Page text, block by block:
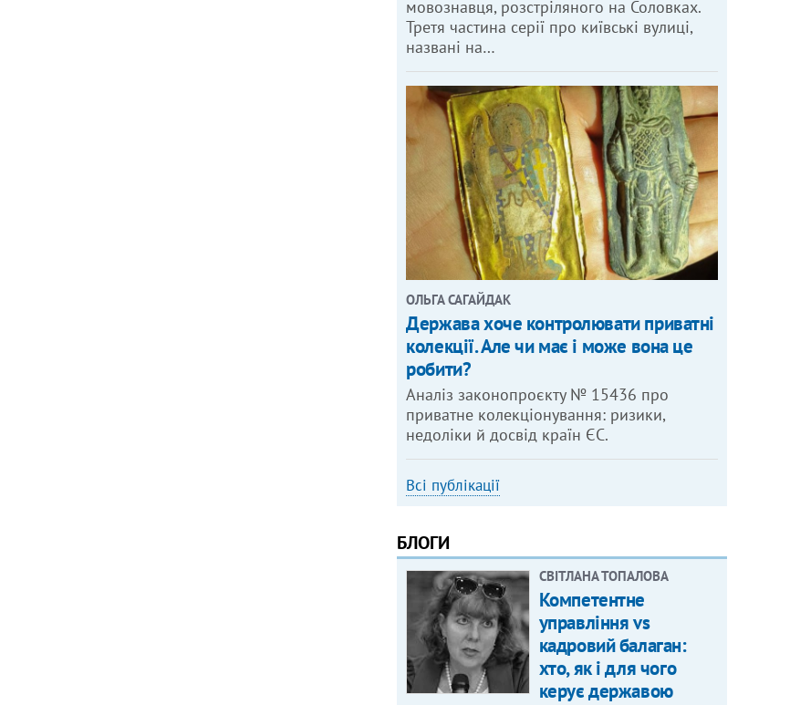
мовознавця, розстріляного на Соловках.
Третя частина серії про київські вулиці,
названі на…
ОЛЬГА САГАЙДАК
Держава хоче контролювати приватні
колекції. Але чи має і може вона це
робити?
Аналіз законопроєкту № 15436 про
приватне колекціонування: ризики,
недоліки й досвід країн ЄС.
Всі публікації
БЛОГИ
СВІТЛАНА ТОПАЛОВА
Компетентне
управління vs
кадровий балаган:
хто, як і для чого
керує державою